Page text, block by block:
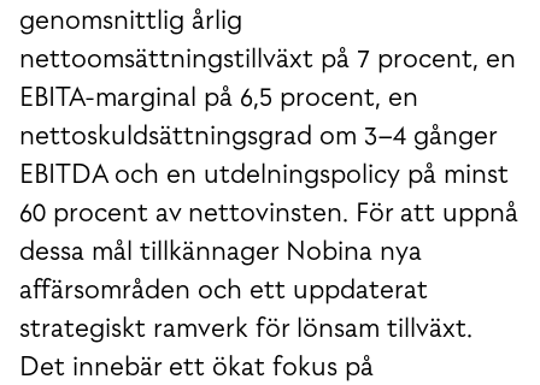
genomsnittlig årlig
nettoomsättningstillväxt på 7 procent, en
EBITA-marginal på 6,5 procent, en
nettoskuldsättningsgrad om 3–4 gånger
EBITDA och en utdelningspolicy på minst
60 procent av nettovinsten. För att uppnå
dessa mål tillkännager Nobina nya
affärsområden och ett uppdaterat
strategiskt ramverk för lönsam tillväxt.
Det innebär ett ökat fokus på